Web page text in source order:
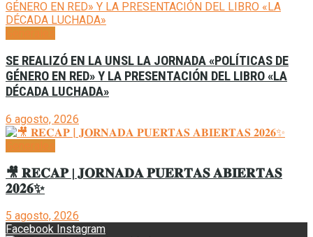
SE REALIZÓ EN LA UNSL LA JORNADA «POLÍTICAS DE
GÉNERO EN RED» Y LA PRESENTACIÓN DEL LIBRO «LA
DÉCADA LUCHADA»
6 agosto, 2026
🎥 𝐑𝐄𝐂𝐀𝐏 | 𝐉𝐎𝐑𝐍𝐀𝐃𝐀 𝐏𝐔𝐄𝐑𝐓𝐀𝐒 𝐀𝐁𝐈𝐄𝐑𝐓𝐀𝐒
𝟐𝟎𝟐𝟔✨
5 agosto, 2026
Facebook Instagram